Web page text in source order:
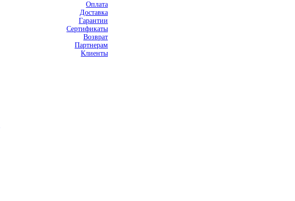
Оплата
Доставка
Гарантии
Сертификаты
Возврат
Партнерам
Клиенты